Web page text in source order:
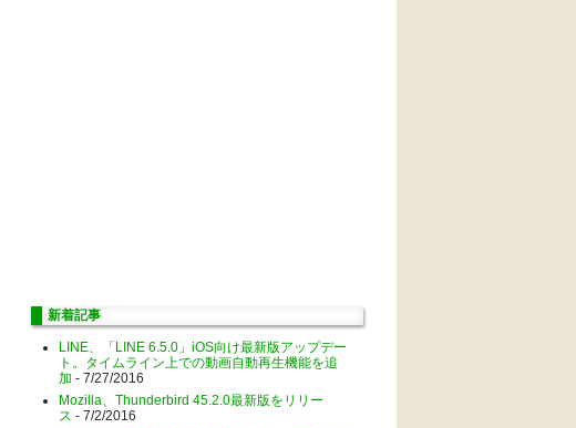
新着記事
LINE、「LINE 6.5.0」iOS向け最新版アップデー
ト。タイムライン上での動画自動再生機能を追
加 - 7/27/2016
Mozilla、Thunderbird 45.2.0最新版をリリー
ス - 7/2/2016